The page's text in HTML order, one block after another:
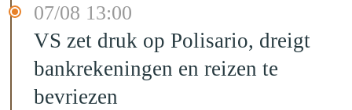
07/08 13:00
VS zet druk op Polisario, dreigt
bankrekeningen en reizen te
bevriezen